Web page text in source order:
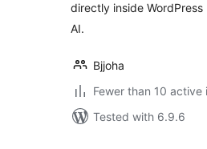
directly inside WordPress
AI.
Bjjoha
Fewer than 10 active
Tested with 6.9.6